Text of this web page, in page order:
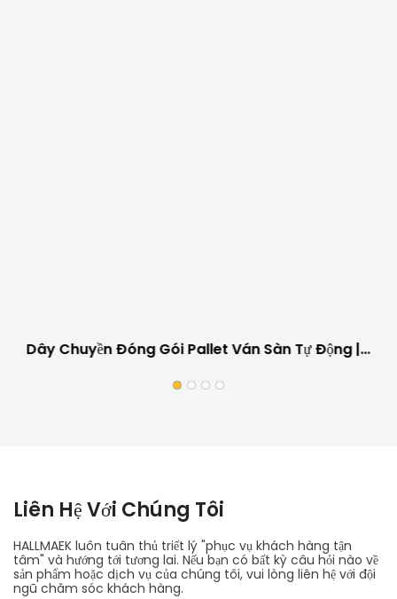
Dây Chuyền Đóng Gói Pallet Ván Sàn Tự Động |
Liên Hệ Với Chúng Tôi
HALLMAEK luôn tuân thủ triết lý "phục vụ khách hàng tận
tâm" và hướng tới tương lai. Nếu bạn có bất kỳ câu hỏi nào về
sản phẩm hoặc dịch vụ của chúng tôi, vui lòng liên hệ với đội
ngũ chăm sóc khách hàng.